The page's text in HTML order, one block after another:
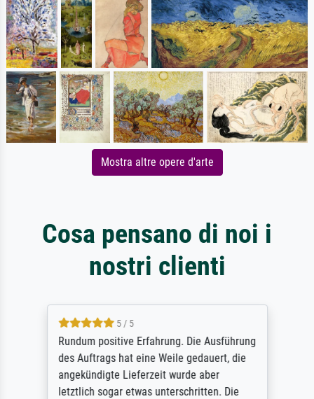
Mostra altre opere d'arte
Cosa pensano di noi i
nostri clienti
5 / 5
Rundum positive Erfahrung. Die Ausführung
des Auftrags hat eine Weile gedauert, die
angekündigte Lieferzeit wurde aber
letztlich sogar etwas unterschritten. Die